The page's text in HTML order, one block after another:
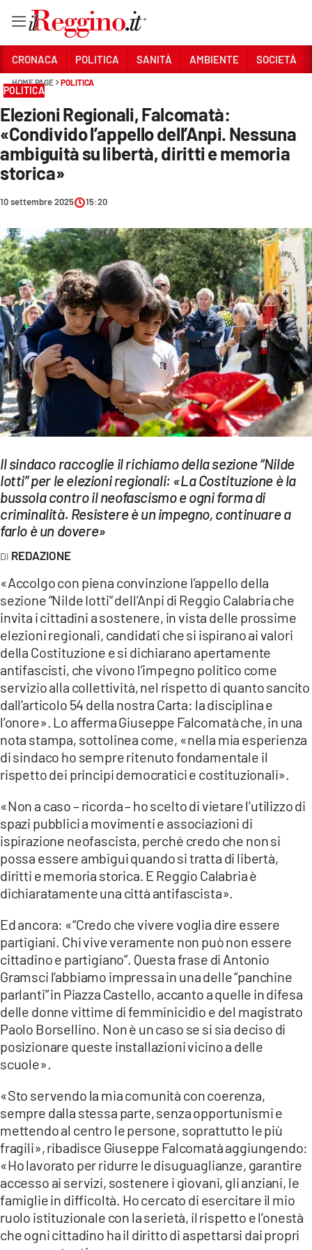
Sezioni
CRONACA
POLITICA
SANITÀ
AMBIENTE
SOCIETÀ
CULTURA
ECONOMIA E LAVORO
EVENTI
SPORT
Streaming
LAC TV
LAC ONAIR
LaC
Network
LACPLAY.IT
LACTV.IT
LACONAIR.IT
LACITYMAG.IT
ILREGGINO.IT
COSENZACHANNEL.IT
ILVIBONESE.IT
CATANZAROCHANNEL.IT
LACAPITALENEWS.IT
App
ANDROID
APPLE
CRONACA POLITICA SANITÀ AMBIENTE SOCIETÀ
HOME PAGE POLITICA
POLITICA
Elezioni Regionali, Falcomatà:
«Condivido l’appello dell’Anpi. Nessuna
ambiguità su libertà, diritti e memoria
storica»
10 settembre 2025 15:20
Il sindaco raccoglie il richiamo della sezione “Nilde
Iotti” per le elezioni regionali: «La Costituzione è la
bussola contro il neofascismo e ogni forma di
criminalità. Resistere è un impegno, continuare a
farlo è un dovere»
REDAZIONE
«Accolgo con piena convinzione l’appello della
sezione “Nilde Iotti” dell’Anpi di Reggio Calabria che
invita i cittadini a sostenere, in vista delle prossime
elezioni regionali, candidati che si ispirano ai valori
della Costituzione e si dichiarano apertamente
antifascisti, che vivono l’impegno politico come
servizio alla collettività, nel rispetto di quanto sancito
dall’articolo 54 della nostra Carta: la disciplina e
l’onore». Lo afferma Giuseppe Falcomatà che, in una
nota stampa, sottolinea come, «nella mia esperienza
di sindaco ho sempre ritenuto fondamentale il
rispetto dei principi democratici e costituzionali».
«Non a caso – ricorda – ho scelto di vietare l’utilizzo di
spazi pubblici a movimenti e associazioni di
ispirazione neofascista, perché credo che non si
possa essere ambigui quando si tratta di libertà,
diritti e memoria storica. E Reggio Calabria è
dichiaratamente una città antifascista».
Ed ancora: «“Credo che vivere voglia dire essere
partigiani. Chi vive veramente non può non essere
cittadino e partigiano”. Questa frase di Antonio
Gramsci l’abbiamo impressa in una delle “panchine
parlanti” in Piazza Castello, accanto a quelle in difesa
delle donne vittime di femminicidio e del magistrato
Paolo Borsellino. Non è un caso se si sia deciso di
posizionare queste installazioni vicino a delle
scuole».
«Sto servendo la mia comunità con coerenza,
sempre dalla stessa parte, senza opportunismi e
mettendo al centro le persone, soprattutto le più
fragili», ribadisce Giuseppe Falcomatà aggiungendo:
«Ho lavorato per ridurre le disuguaglianze, garantire
accesso ai servizi, sostenere i giovani, gli anziani, le
famiglie in difficoltà. Ho cercato di esercitare il mio
ruolo istituzionale con la serietà, il rispetto e l’onestà
che ogni cittadino ha il diritto di aspettarsi dai propri